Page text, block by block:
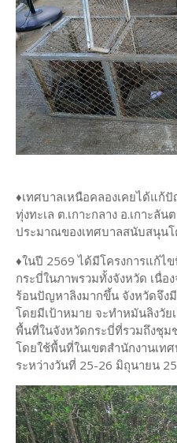
♦เทศบาลเหนือคลองเคยได้แก้
ทุ่งทะเล ต.เกาะกลาง อ.เกาะลั
ประมาณของเทศบาลสนับสนุน
♦ในปี 2569 ได้มีโครงการแก้ไ
กระบี่ในภาพรวมทั้งจังหวัด เนื่อ
ร้อนปัญหาลิงมากขึ้น จังหวัดจึง
โดยมีเป้าหมาย จะทำหมันลิงวั
พื้นที่ในจังหวัดกระบี่ที่รวมถึงชุ
โดยใช้พื้นที่ในเขตสำนักงานเท
ระหว่างวันที่ 25-26 มิถุนายน